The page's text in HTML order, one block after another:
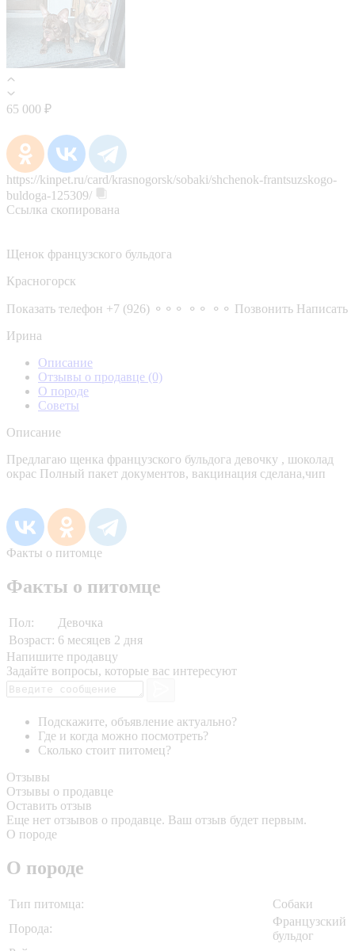
65 000 ₽
https://kinpet.ru/card/krasnogorsk/sobaki/shchenok-frantsuzskogo-
buldoga-125309/
Ссылка скопирована
Щенок французского бульдога
Красногорск
Показать телефон +7 (926) ⚬⚬⚬ ⚬⚬ ⚬⚬ Позвонить Написать
Ирина
Описание
Отзывы о продавце (0)
О породе
Советы
Описание
Предлагаю щенка французского бульдога девочку , шоколад
окрас Полный пакет документов, вакцинация сделана,чип
Факты о питомце
Факты о питомце
Пол:
Девочка
Возраст: 6 месяцев 2 дня
Напишите продавцу
Задайте вопросы, которые вас интересуют
Подскажите, объявление актуально?
Где и когда можно посмотреть?
Сколько стоит питомец?
Отзывы
Отзывы о продавце
Оставить отзыв
Еще нет отзывов о продавце. Ваш отзыв будет первым.
О породе
О породе
Тип питомца:
Собаки
Порода:
Французский
бульдог